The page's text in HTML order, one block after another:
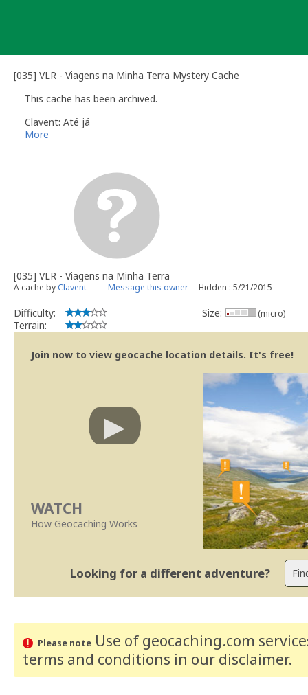
[035] VLR - Viagens na Minha Terra Mystery Cache
This cache has been archived.
Clavent: Até já
More
[035] VLR - Viagens na Minha Terra
A cache by Clavent Message this owner Hidden : 5/21/2015
Difficulty:
Terrain:
Size: (micro)
Join now to view geocache location details. It's free!
WATCH
How Geocaching Works
Looking for a different adventure?
Please noteUse of geocaching.com
terms and conditions in our disclaimer.